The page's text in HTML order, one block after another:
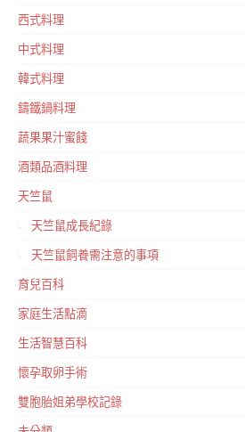
西式料理
中式料理
韓式料理
鑄鐵鍋料理
蔬果果汁蜜餞
酒類品酒料理
天竺鼠
天竺鼠成長紀錄
天竺鼠飼養需注意的事項
育兒百科
家庭生活點滴
生活智慧百科
懷孕取卵手術
雙胞胎姐弟學校記錄